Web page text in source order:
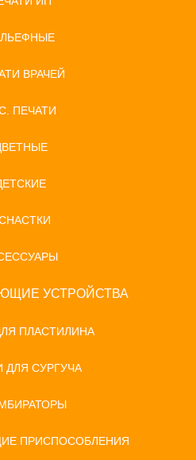
ВРАЧЕЙ
ПЕЧАТИ
УСТРОЙСТВА
ПЛАСТИЛИНА
ДЛЯ СУРГУЧА
ПРИСПОСОБЛЕНИЯ